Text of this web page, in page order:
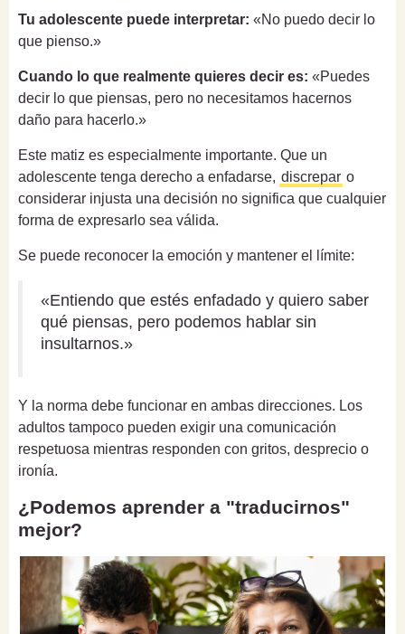
Tu adolescente puede interpretar: «No puedo decir lo
que pienso.»
Cuando lo que realmente quieres decir es: «Puedes
decir lo que piensas, pero no necesitamos hacernos
daño para hacerlo.»
Este matiz es especialmente importante. Que un
adolescente tenga derecho a enfadarse, discrepar o
considerar injusta una decisión no significa que cualquier
forma de expresarlo sea válida.
Se puede reconocer la emoción y mantener el límite:
«Entiendo que estés enfadado y quiero saber
qué piensas, pero podemos hablar sin
insultarnos.»
Y la norma debe funcionar en ambas direcciones. Los
adultos tampoco pueden exigir una comunicación
respetuosa mientras responden con gritos, desprecio o
ironía.
¿Podemos aprender a "traducirnos"
mejor?